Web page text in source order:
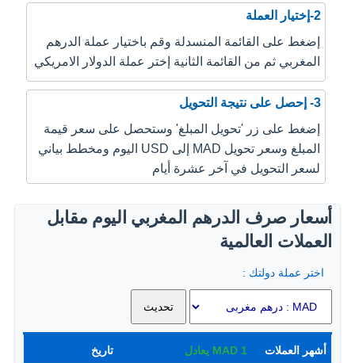
2-إختيار العملة
إضغط على القائمة المنسدلة وقم باختيار عملة الدرهم
المغربي ثم من القائمة الثانية إختر عملة الدولار الامريكي
3- إحصل على نتيجة التحويل
إضغط على زر 'تحويل المبلغ' وستحصل على سعر قيمة
المبلغ وسعر تحويل MAD إلى USD اليوم ومخطط بياني
لسعر التحويل في آخر عشرة أيام
أسعار صرف الدرهم المغربي اليوم مقابل
العملات العالمية
اختر عملة دولتك :
أشهر العملات 1
MAD يعادل تاريخ